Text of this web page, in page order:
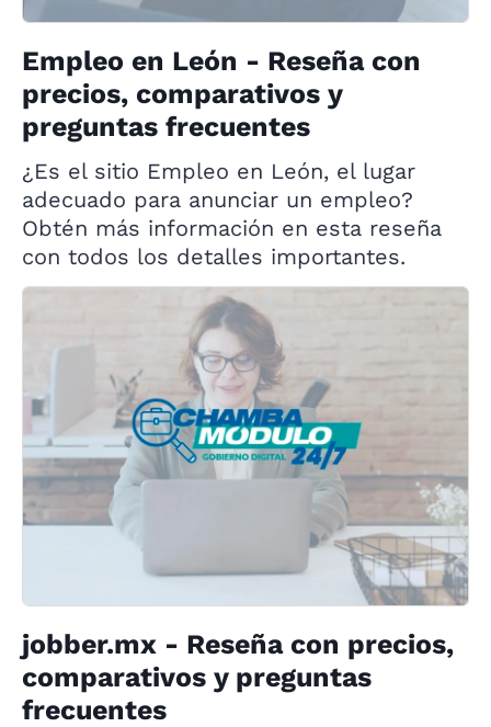
Empleo en León - Reseña con
precios, comparativos y
preguntas frecuentes
¿Es el sitio Empleo en León, el lugar
adecuado para anunciar un empleo?
Obtén más información en esta reseña
con todos los detalles importantes.
jobber.mx - Reseña con precios,
comparativos y preguntas
frecuentes